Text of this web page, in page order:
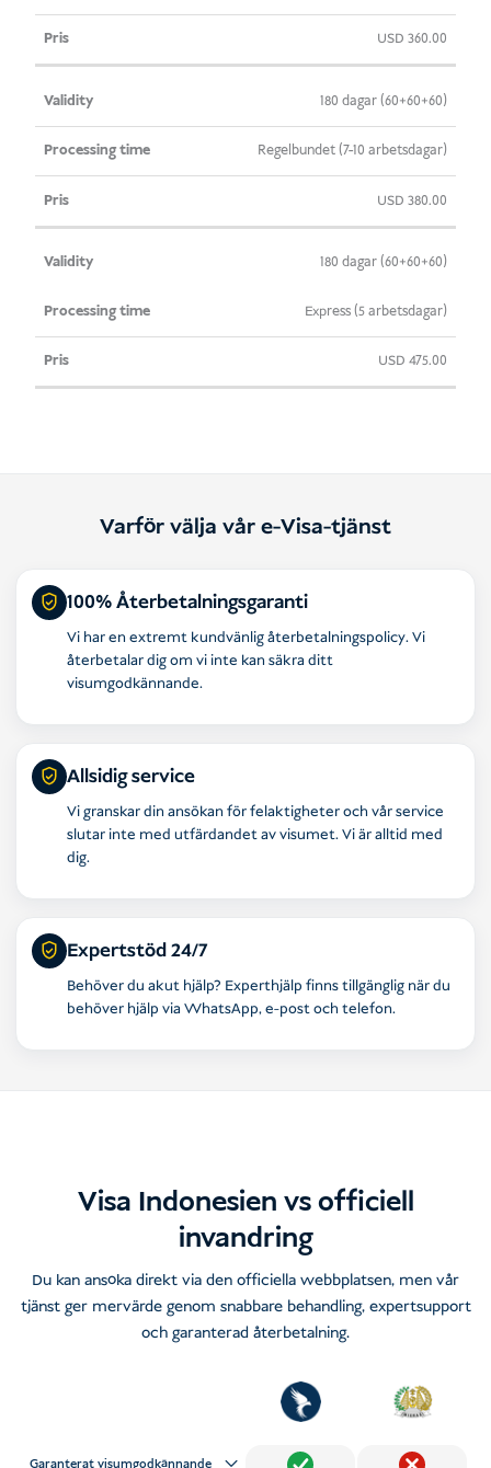
USD 360.00
180 dagar (60+60+60)
Regelbundet (7-10 arbetsdagar)
USD 380.00
180 dagar (60+60+60)
Express (5 arbetsdagar)
USD 475.00
Varför välja vår e-Visa-tjänst
100% Återbetalningsgaranti
Vi har en extremt kundvänlig återbetalningspolicy. Vi
återbetalar dig om vi inte kan säkra ditt
visumgodkännande.
Allsidig service
Vi granskar din ansökan för felaktigheter och vår service
slutar inte med utfärdandet av visumet. Vi är alltid med
dig.
Expertstöd 24/7
Behöver du akut hjälp? Experthjälp finns tillgänglig när du
behöver hjälp via WhatsApp, e-post och telefon.
Visa Indonesien vs officiell
invandring
Du kan ansöka direkt via den officiella webbplatsen, men vår
tjänst ger mervärde genom snabbare behandling, expertsupport
och garanterad återbetalning.